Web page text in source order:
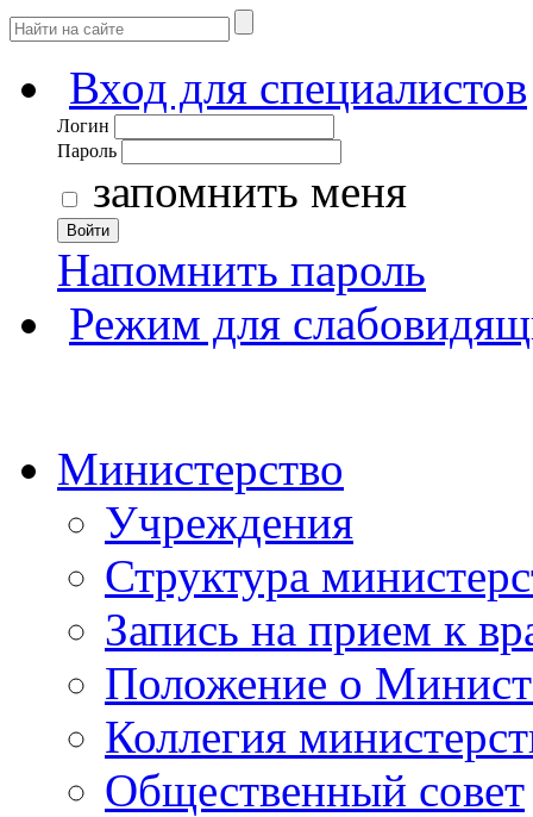
Вход для специалистов
Логин
Пароль
запомнить меня
Войти
Напомнить пароль
Режим для
Министерство
Учреждения
Структура
Запись на прием к
Положение о
Коллегия
Общественный совет